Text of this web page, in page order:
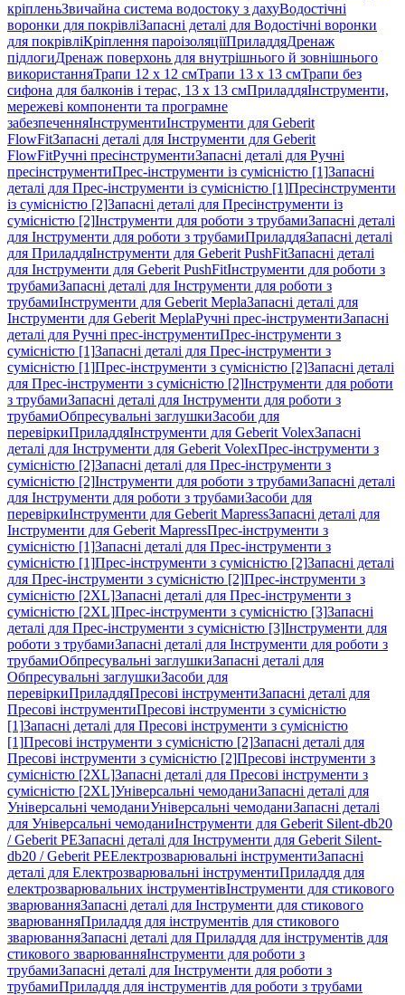
кріпленьЗвичайна система водостоку з дахуВодостічні
воронки для покрівліЗапасні деталі для Водостічні воронки
для покрівліКріплення пароізоляціїПриладдяДренаж
підлогиДренаж поверхонь для внутрішнього й зовнішнього
використанняТрапи 12 x 12 смТрапи 13 x 13 смТрапи без
сифона для балконів і терас, 13 x 13 смПриладдяІнструменти,
мережеві компоненти та програмне
забезпеченняІнструментиІнструменти для Geberit
FlowFitЗапасні деталі для Інструменти для Geberit
FlowFitРучні пресінструментиЗапасні деталі для Ручні
пресінструментиПрес-інструменти із сумісністю [1]Запасні
деталі для Прес-інструменти із сумісністю [1]Пресінструменти
із сумісністю [2]Запасні деталі для Пресінструменти із
сумісністю [2]Інструменти для роботи з трубамиЗапасні деталі
для Інструменти для роботи з трубамиПриладдяЗапасні деталі
для ПриладдяІнструменти для Geberit PushFitЗапасні деталі
для Інструменти для Geberit PushFitІнструменти для роботи з
трубамиЗапасні деталі для Інструменти для роботи з
трубамиІнструменти для Geberit MeplaЗапасні деталі для
Інструменти для Geberit MeplaРучні прес-інструментиЗапасні
деталі для Ручні прес-інструментиПрес-інструменти з
сумісністю [1]Запасні деталі для Прес-інструменти з
сумісністю [1]Прес-інструменти з сумісністю [2]Запасні деталі
для Прес-інструменти з сумісністю [2]Інструменти для роботи
з трубамиЗапасні деталі для Інструменти для роботи з
трубамиОбпресувальні заглушкиЗасоби для
перевіркиПриладдяІнструменти для Geberit VolexЗапасні
деталі для Інструменти для Geberit VolexПрес-інструменти з
сумісністю [2]Запасні деталі для Прес-інструменти з
сумісністю [2]Інструменти для роботи з трубамиЗапасні деталі
для Інструменти для роботи з трубамиЗасоби для
перевіркиІнструменти для Geberit MapressЗапасні деталі для
Інструменти для Geberit MapressПрес-інструменти з
сумісністю [1]Запасні деталі для Прес-інструменти з
сумісністю [1]Прес-інструменти з сумісністю [2]Запасні деталі
для Прес-інструменти з сумісністю [2]Прес-інструменти з
сумісністю [2XL]Запасні деталі для Прес-інструменти з
сумісністю [2XL]Прес-інструменти з сумісністю [3]Запасні
деталі для Прес-інструменти з сумісністю [3]Інструменти для
роботи з трубамиЗапасні деталі для Інструменти для роботи з
трубамиОбпресувальні заглушкиЗапасні деталі для
Обпресувальні заглушкиЗасоби для
перевіркиПриладдяПресові інструментиЗапасні деталі для
Пресові інструментиПресові інструменти з сумісністю
[1]Запасні деталі для Пресові інструменти з сумісністю
[1]Пресові інструменти з сумісністю [2]Запасні деталі для
Пресові інструменти з сумісністю [2]Пресові інструменти з
сумісністю [2XL]Запасні деталі для Пресові інструменти з
сумісністю [2XL]Універсальні чемоданиЗапасні деталі для
Універсальні чемоданиУніверсальні чемоданиЗапасні деталі
для Універсальні чемоданиІнструменти для Geberit Silent-db20
/ Geberit PEЗапасні деталі для Інструменти для Geberit Silent-
db20 / Geberit PEЕлектрозварювальні інструментиЗапасні
деталі для Електрозварювальні інструментиПриладдя для
електрозварювальних інструментівІнструменти для стикового
зварюванняЗапасні деталі для Інструменти для стикового
зварюванняПриладдя для інструментів для стикового
зварюванняЗапасні деталі для Приладдя для інструментів для
стикового зварюванняІнструменти для роботи з
трубамиЗапасні деталі для Інструменти для роботи з
трубамиПриладдя для інструментів для роботи з трубами